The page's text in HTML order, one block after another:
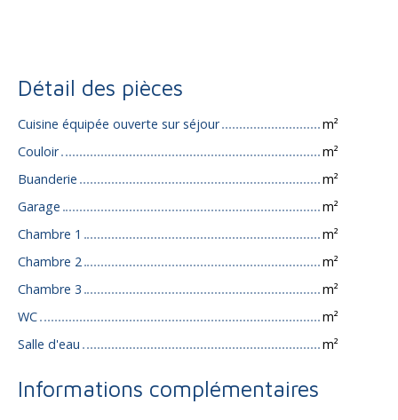
Détail des pièces
Cuisine équipée ouverte sur séjour
m²
Couloir
m²
Buanderie
m²
Garage
m²
Chambre 1
m²
Chambre 2
m²
Chambre 3
m²
WC
m²
Salle d'eau
m²
Informations complémentaires